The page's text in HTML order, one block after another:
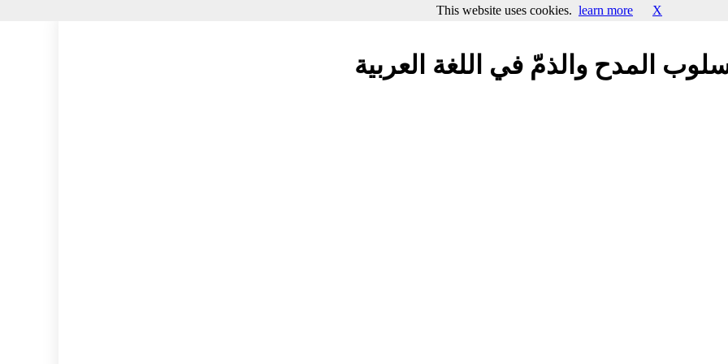
المدح والذمّ في اللغة العربية
This website uses cookies. learn more X